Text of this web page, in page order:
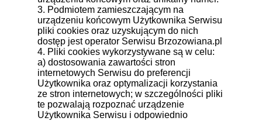
3. Podmiotem zamieszczającym na
urządzeniu końcowym Użytkownika Serwisu
pliki cookies oraz uzyskującym do nich
dostęp jest operator Serwisu Brzozowiana.pl
4. Pliki cookies wykorzystywane są w celu:
a) dostosowania zawartości stron
internetowych Serwisu do preferencji
Użytkownika oraz optymalizacji korzystania
ze stron internetowych; w szczególności pliki
te pozwalają rozpoznać urządzenie
Użytkownika Serwisu i odpowiednio